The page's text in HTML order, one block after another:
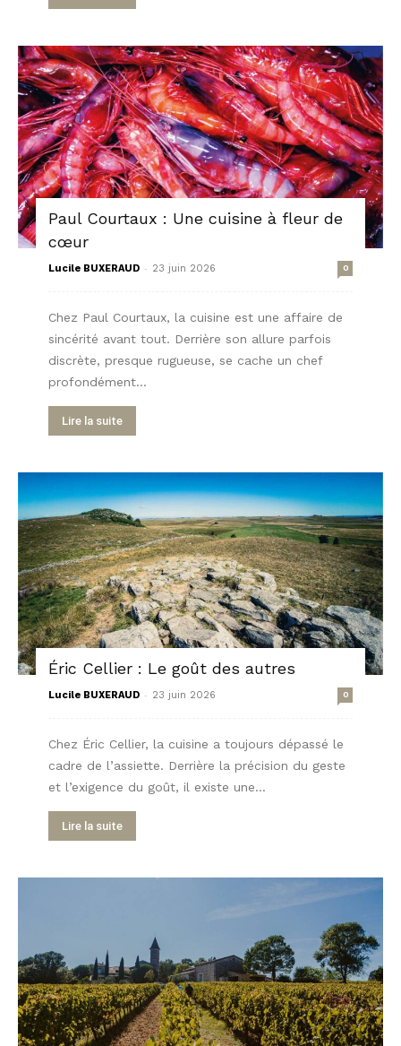
Paul Courtaux : Une cuisine à fleur de
cœur
Lucile BUXERAUD - 23 juin 2026 0
Chez Paul Courtaux, la cuisine est une affaire de
sincérité avant tout. Derrière son allure parfois
discrète, presque rugueuse, se cache un chef
profondément...
Lire la suite
Éric Cellier : Le goût des autres
Lucile BUXERAUD - 23 juin 2026 0
Chez Éric Cellier, la cuisine a toujours dépassé le
cadre de l’assiette. Derrière la précision du geste
et l’exigence du goût, il existe une...
Lire la suite